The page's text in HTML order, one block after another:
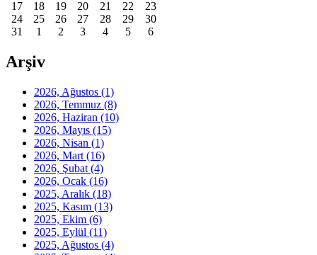
17 18 19 20 21 22
23
24
25 26 27 28 29
30
31
1 2 3 4 5 6
Arşiv
2026, Ağustos (1)
2026, Temmuz (8)
2026, Haziran (10)
2026, Mayıs (15)
2026, Nisan (1)
2026, Mart (16)
2026, Şubat (4)
2026, Ocak (16)
2025, Aralık (18)
2025, Kasım (13)
2025, Ekim (6)
2025, Eylül (11)
2025, Ağustos (4)